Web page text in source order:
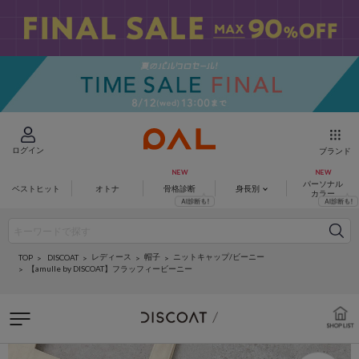
ログイン ブランド
ベストヒット オトナ 骨格診断 身長別
パーソナル
カラー
TOP DISCOAT レディース 帽子
ニットキャップ/ビーニー
【amulle by DISCOAT】フラッフィービーニー